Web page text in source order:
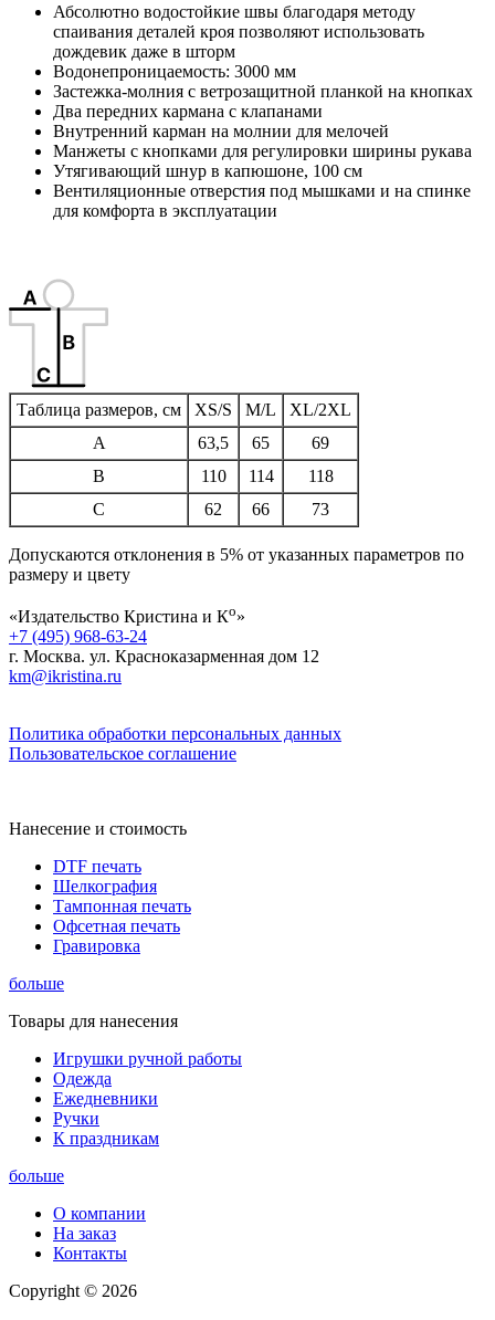
Абсолютно водостойкие швы благодаря методу
спаивания деталей кроя позволяют использовать
дождевик даже в шторм
Водонепроницаемость: 3000 мм
Застежка-молния с ветрозащитной планкой на кнопках
Два передних кармана с клапанами
Внутренний карман на молнии для мелочей
Манжеты с кнопками для регулировки ширины рукава
Утягивающий шнур в капюшоне, 100 см
Вентиляционные отверстия под мышками и на спинке
для комфорта в эксплуатации
Таблица размеров, см XS/S M/L
XL/2XL
A
63,5 65
69
B
110 114
118
C
62 66 73
Допускаются отклонения в 5% от указанных параметров по
размеру и цвету
«Издательство Кристина и Ко»
+7 (495) 968-63-24
г. Москва. ул. Красноказарменная дом 12
km@ikristina.ru
Политика обработки персональных данных
Пользовательское соглашение
Нанесение и стоимость
DTF печать
Шелкография
Тампонная печать
Офсетная печать
Гравировка
больше
Товары для нанесения
Игрушки ручной работы
Одежда
Ежедневники
Ручки
К праздникам
больше
О компании
На заказ
Контакты
Copyright © 2026